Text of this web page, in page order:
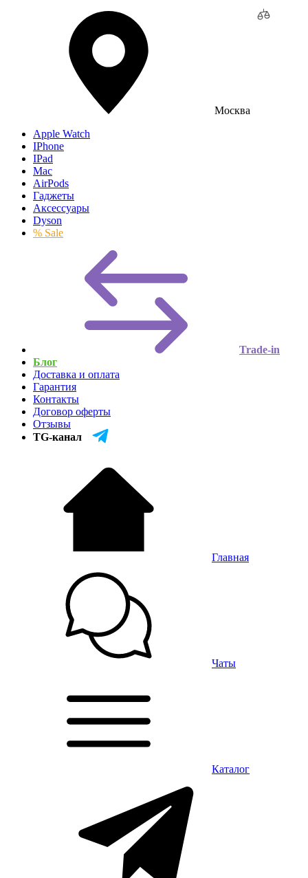
Москва
Apple Watch
IPhone
IPad
Mac
AirPods
Гаджеты
Аксессуары
Dyson
% Sale
Trade-in
Блог
Доставка и оплата
Гарантия
Контакты
Договор оферты
Отзывы
TG-канал
Главная
Чаты
Каталог